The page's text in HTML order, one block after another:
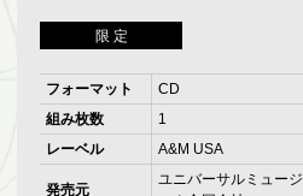
限 定
フォーマット
CD
組み枚数
1
レーベル
A&M USA
発売元
ユニバーサルミュージ